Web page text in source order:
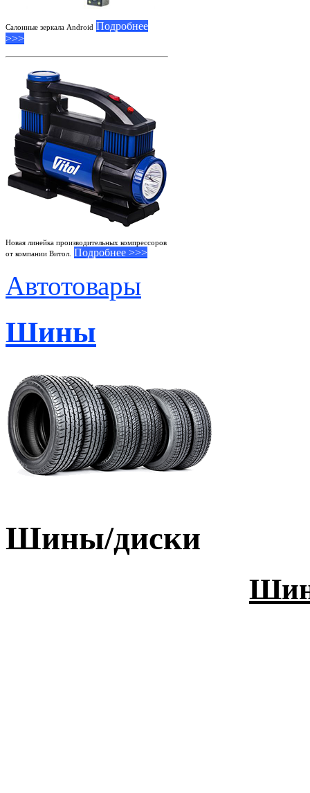
Салонные зеркала Android Подробнее
>>>
Новая линейка производительных компрессоров
от компании Витол.
Подробнее >>>
Автотовары
Шины
Шины/диски